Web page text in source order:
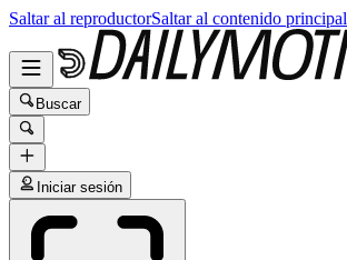
Saltar al reproductorSaltar al contenido principal
Buscar
Iniciar sesión